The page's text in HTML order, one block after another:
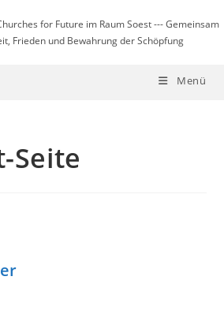
for Future im Raum Soest --- Gemeinsam
Frieden und Bewahrung der Schöpfung
Menü
Seite